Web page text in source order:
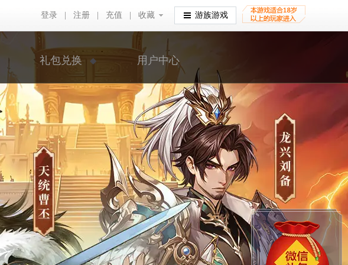
登录 注册 充值 收藏
收藏 游族游戏
礼包兑换 用户中心